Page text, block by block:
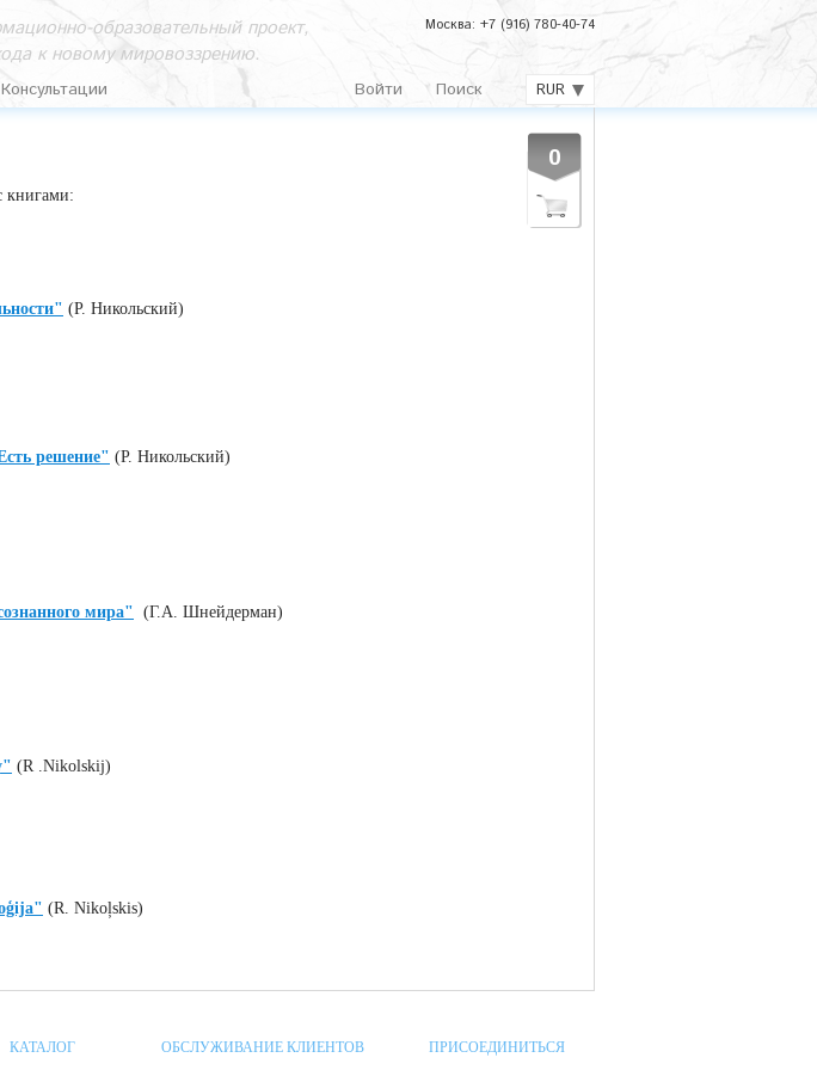
образовательный проект,
к новому мировоззрению.
Москва: +7 (916) 780-40-74
Консультации Войти Поиск RUR
0
книгами:
(Р. Никольский)
решение" (Р. Никольский)
мира" (Г.А. Шнейдерман)
(R .Nikolskij)
(R. Nikoļskis)
КАТАЛОГ ОБСЛУЖИВАНИЕ КЛИЕНТОВ ПРИСОЕДИНИТЬСЯ